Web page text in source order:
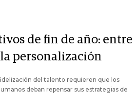
de fin de año: entre
personalización
del talento requieren que los
deban repensar sus estrategias de